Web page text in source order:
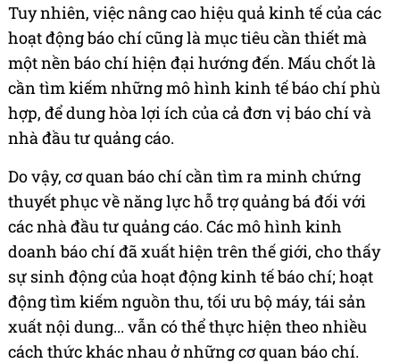
Tuy nhiên, việc nâng cao hiệu quả kinh tế của các
hoạt động báo chí cũng là mục tiêu cần thiết mà
một nền báo chí hiện đại hướng đến. Mấu chốt là
cần tìm kiếm những mô hình kinh tế báo chí phù
hợp, để dung hòa lợi ích của cả đơn vị báo chí và
nhà đầu tư quảng cáo.
Do vậy, cơ quan báo chí cần tìm ra minh chứng
thuyết phục về năng lực hỗ trợ quảng bá đối với
các nhà đầu tư quảng cáo. Các mô hình kinh
doanh báo chí đã xuất hiện trên thế giới, cho thấy
sự sinh động của hoạt động kinh tế báo chí; hoạt
động tìm kiếm nguồn thu, tối ưu bộ máy, tái sản
xuất nội dung... vẫn có thể thực hiện theo nhiều
cách thức khác nhau ở những cơ quan báo chí.